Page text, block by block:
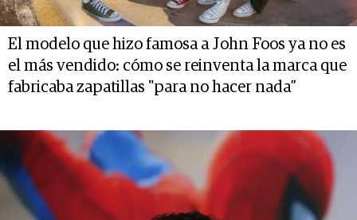
El modelo que hizo famosa a John Foos ya no es
el más vendido: cómo se reinventa la marca que
fabricaba zapatillas "para no hacer nada”